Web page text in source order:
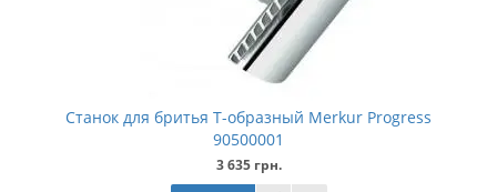
Станок для бритья Т-образный Merkur Progress
90500001
3 635 грн.